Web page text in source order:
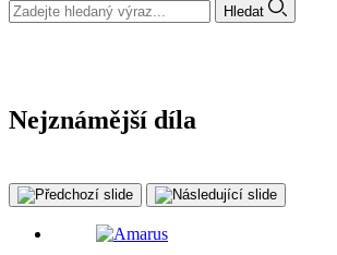
Hledat
Nejznámější díla